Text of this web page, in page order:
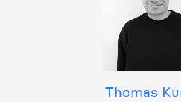
Thomas